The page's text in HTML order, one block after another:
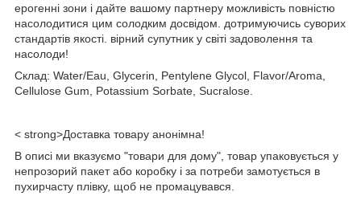
ерогенні зони і дайте вашому партнеру можливість повністю
насолодитися цим солодким досвідом. дотримуючись суворих
стандартів якості. вірний супутник у світі задоволення та
насолоди!
Склад: Water/Eau, Glycerin, Pentylene Glycol, Flavor/Aroma,
Cellulose Gum, Potassium Sorbate, Sucralose.
< strong>Доставка товару анонімна!
В описі ми вказуємо "товари для дому", товар упаковується у
непрозорий пакет або коробку і за потреби замотується в
пухирчасту плівку, щоб не промацувався.